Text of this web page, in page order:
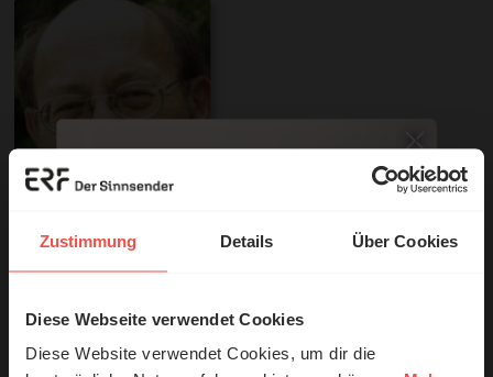
Zustimmung Details Über Cookies
Diese Webseite verwendet Cookies
Diese Website verwendet Cookies, um dir die
Produkte zur Sendung
© Ruth Schneider / ERF